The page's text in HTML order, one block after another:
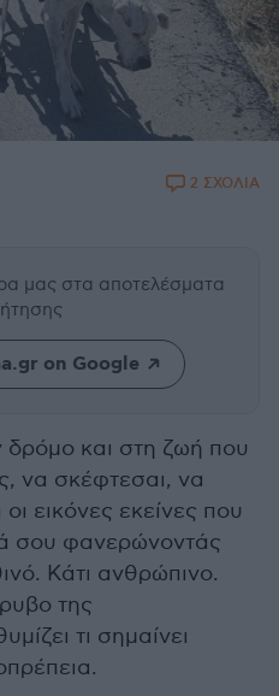
2 ΣΧΟΛΙΑ
μας στα αποτελέσματα
on Google
δρόμο και στη ζωή που
να σκέφτεσαι, να
εικόνες εκείνες που
σου φανερώνοντάς
Κάτι ανθρώπινο.
της
τι σημαίνει